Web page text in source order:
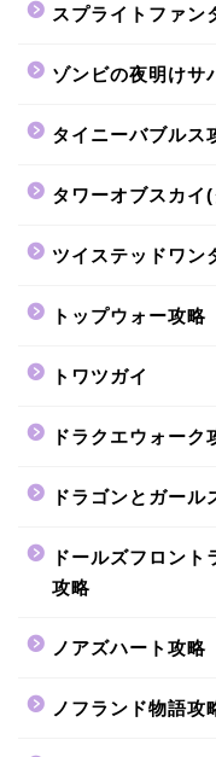
スプライトファン
ゾンビの夜明けサ
タイニーバブルス
タワーオブスカイ
ツイステッドワン
トップウォー攻略
トワツガイ
ドラクエウォーク
ドラゴンとガール
ドールズフロント
攻略
ノアズハート攻略
ノフランド物語攻